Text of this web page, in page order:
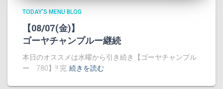
TODAY'S MENU BLOG
【08/07(金)】
ゴーヤチャンプルー継続
本日のオススメは水曜から引き続き【ゴーヤチャンプル
ー 780】!! 完 続きを読む